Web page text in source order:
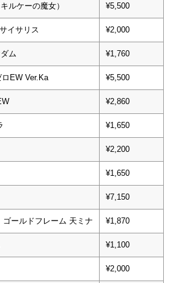
ルケーの魔女） ¥5,500
イサリス ¥2,000
ム ¥1,760
EW Ver.Ka ¥5,500
¥2,860
¥1,650
¥2,200
¥1,650
¥7,150
ゴールドフレーム 天ミナ ¥1,870
¥1,100
¥2,000